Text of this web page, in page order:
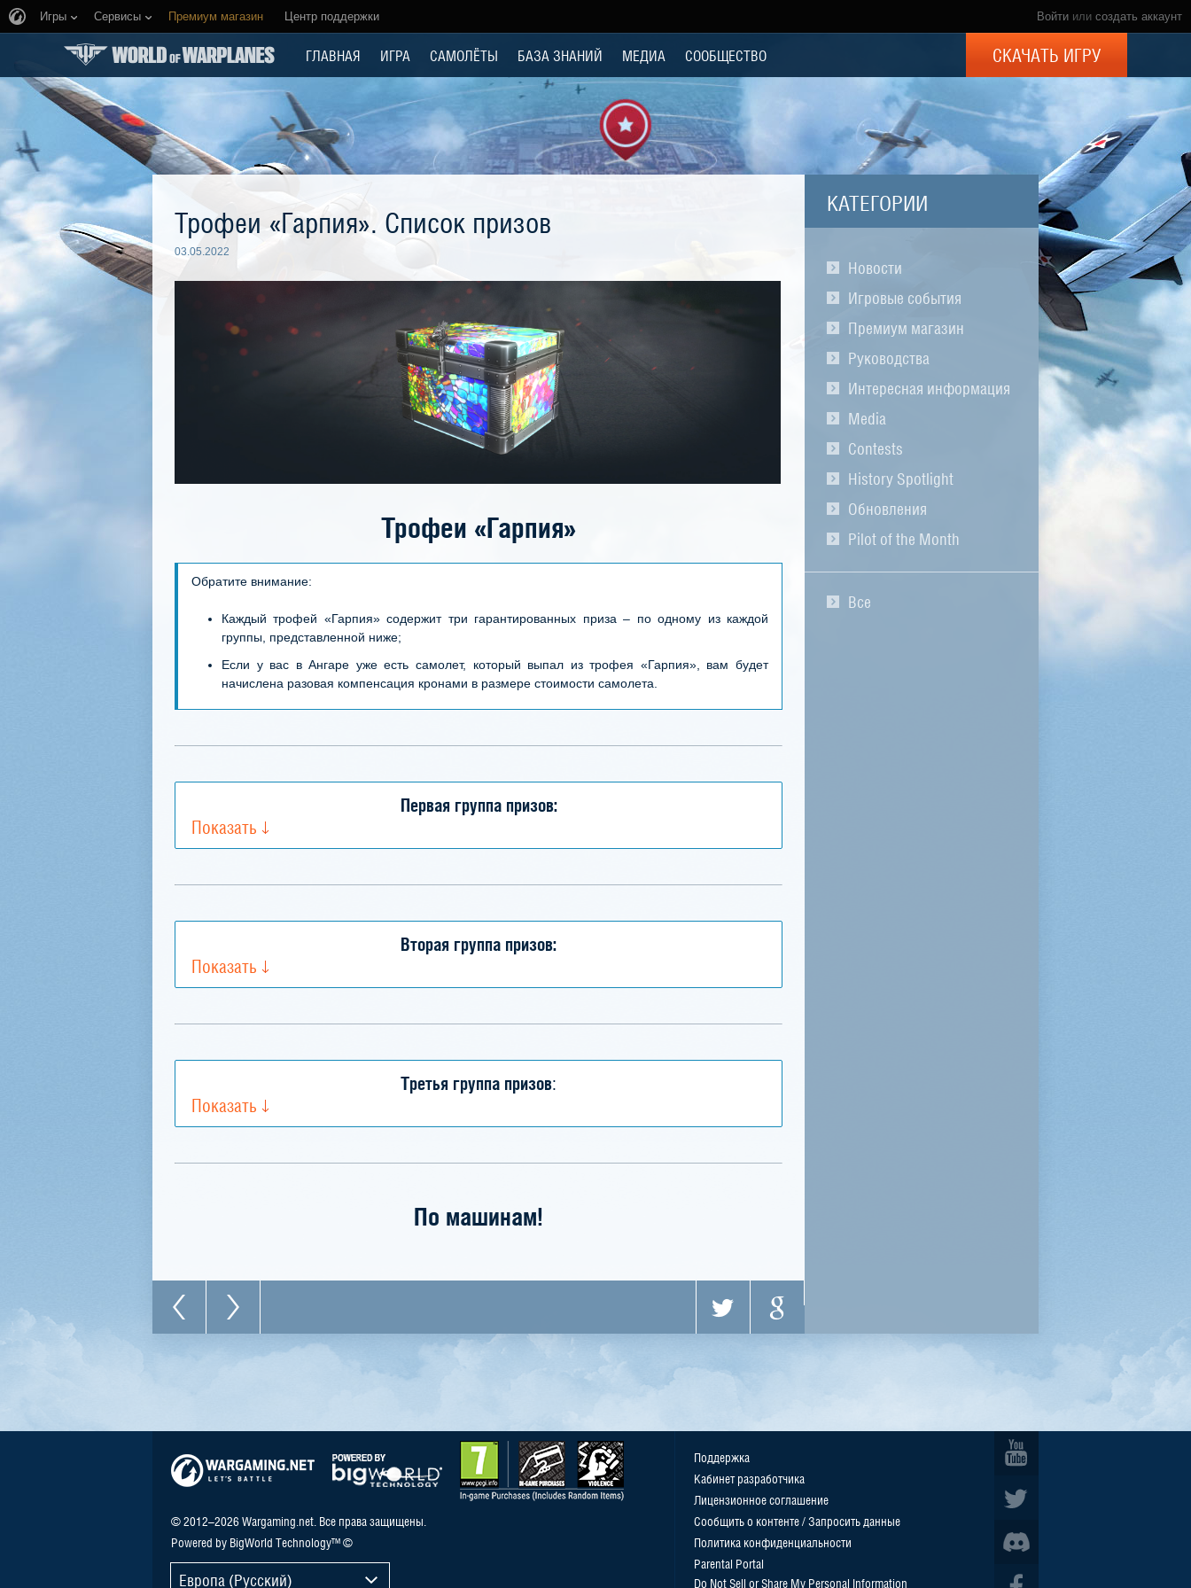
Войти или создать аккаунт
Игры Сервисы Премиум магазин Центр поддержки
ГЛАВНАЯ ИГРА САМОЛЁТЫ БАЗА ЗНАНИЙ МЕДИА СООБЩЕСТВО СКАЧАТЬ ИГРУ
КАТЕГОРИИ
Новости
Игровые события
Премиум магазин
Руководства
Интересная информация
Media
Contests
History Spotlight
Обновления
Pilot of the Month
Все
Трофеи «Гарпия». Список призов
03.05.2022
Трофеи «Гарпия»
Обратите внимание:
Каждый трофей «Гарпия» содержит три гарантированных приза – по одному из каждой
группы, представленной ниже;
Если у вас в Ангаре уже есть самолет, который выпал из трофея «Гарпия», вам будет
начислена разовая компенсация кронами в размере стоимости самолета.
Первая группа призов:
Показать
Вторая группа призов:
Показать
Третья группа призов:
Показать
По машинам!
© 2012–2026 Wargaming.net. Все права защищены.
Powered by BigWorld Technology™ ©
Европа (Русский)
Поддержка
Кабинет разработчика
Лицензионное соглашение
Сообщить о контенте / Запросить данные
Политика конфиденциальности
Parental Portal
Do Not Sell or Share My Personal Information